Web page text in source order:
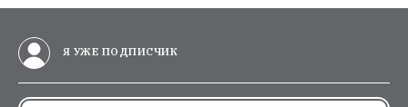
Я УЖЕ ПОДПИСЧИК